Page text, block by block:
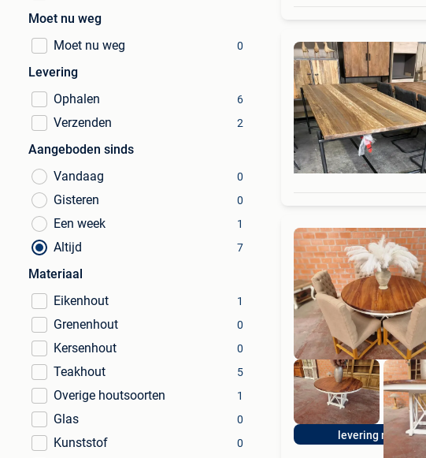
Moet nu weg
Moet nu weg
0
Levering
Ophalen
6
Verzenden 2
Aangeboden sinds
Vandaag
0
Gisteren 0
Een week 1
Altijd 7
Materiaal
Eikenhout
1
Grenenhout 0
Kersenhout 0
Teakhout 5
Overige houtsoorten 1
Glas 0
Kunststof 0
levering mogelijk